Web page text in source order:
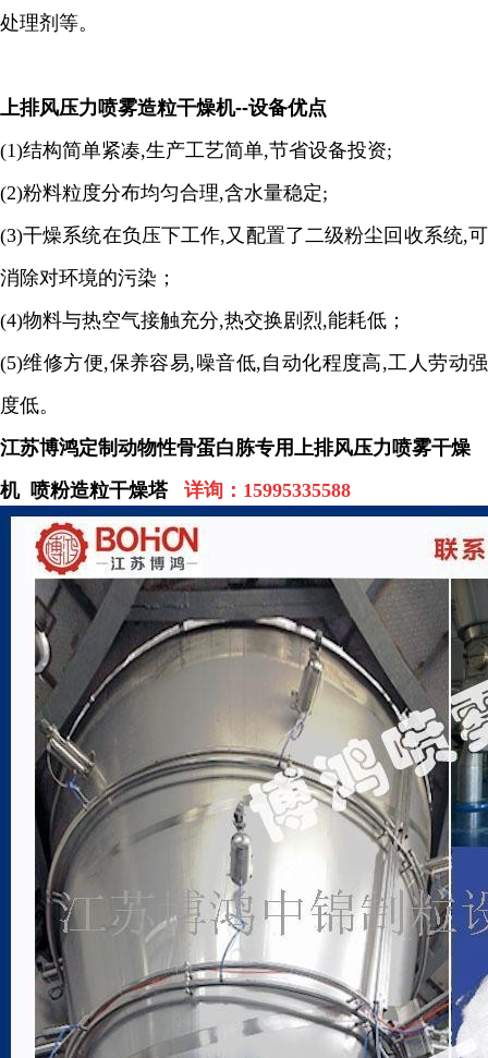
处理剂等。
上排风压力喷雾造粒干燥机--设备优点
(1)结构简单紧凑,生产工艺简单,节省设备投资;
(2)粉料粒度分布均匀合理,含水量稳定;
(3)干燥系统在负压下工作,又配置了二级粉尘回收系统,可
消除对环境的污染；
(4)物料与热空气接触充分,热交换剧烈,能耗低；
(5)维修方便,保养容易,噪音低,自动化程度高,工人劳动强
度低。
江苏博鸿定制动物性骨蛋白胨专用上排风压力喷雾干燥
机 喷粉造粒干燥塔 详询： 15995335588